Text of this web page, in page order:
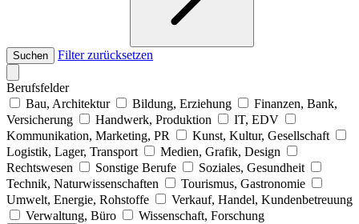
Suchen Filter zurücksetzen
Berufsfelder
Bau, Architektur
Bildung, Erziehung
Finanzen, Bank,
Versicherung
Handwerk, Produktion
IT, EDV
Kommunikation, Marketing, PR
Kunst, Kultur, Gesellschaft
Logistik, Lager, Transport
Medien, Grafik, Design
Rechtswesen
Sonstige Berufe
Soziales, Gesundheit
Technik, Naturwissenschaften
Tourismus, Gastronomie
Umwelt, Energie, Rohstoffe
Verkauf, Handel, Kundenbetreuung
Verwaltung, Büro
Wissenschaft, Forschung